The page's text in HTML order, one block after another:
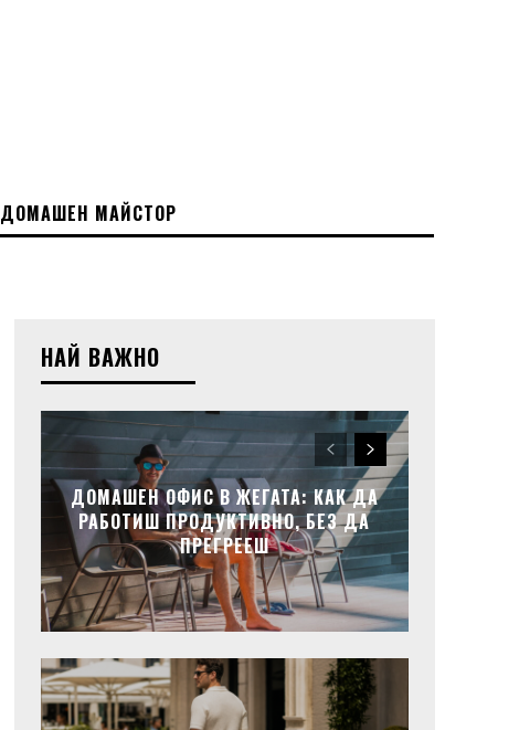
ДОМАШЕН МАЙСТОР
НАЙ ВАЖНО
ДОМАШЕН ОФИС В ЖЕГАТА: КАК ДА
РАБОТИШ ПРОДУКТИВНО, БЕЗ ДА
ПРЕГРЕЕШ